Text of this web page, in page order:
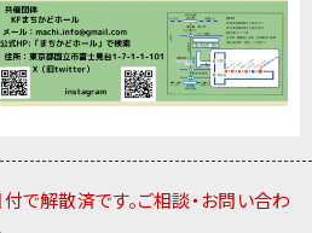
解散済です。ご相談・お問い合わ